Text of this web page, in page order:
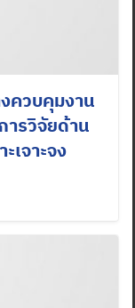
ควบคุมงาน
รวิจัยด้าน
เจาะจง